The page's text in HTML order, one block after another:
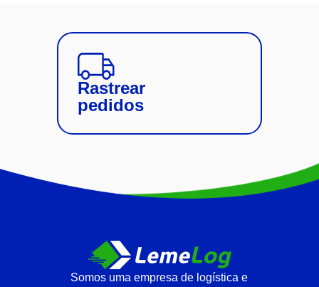
Rastrear
pedidos
Somos uma empresa de logística e